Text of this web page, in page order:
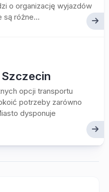
o organizację wyjazdów
są różne...
opcji transportu
potrzeby zarówno
dysponuje